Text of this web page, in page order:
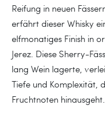
Reifung in neuen
erfährt dieser Whisky
elfmonatiges Finish in
Jerez. Diese Sherry-
lang Wein lagerte,
Tiefe und Komplexität,
Fruchtnoten hinausgeht.